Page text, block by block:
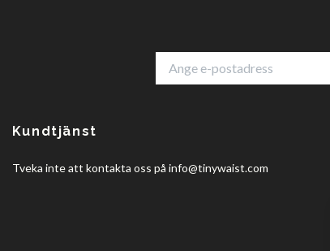
Kundtjänst
Tveka inte att kontakta oss på info@tinywaist.com